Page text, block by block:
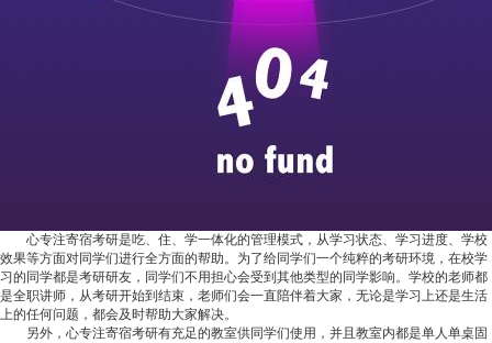
心专注寄宿考研是吃、住、学一体化的管理模式，从学习状态、学习进度、学校
效果等方面对同学们进行全方面的帮助。为了给同学们一个纯粹的考研环境，在校学
习的同学都是考研研友，同学们不用担心会受到其他类型的同学影响。学校的老师都
是全职讲师，从考研开始到结束，老师们会一直陪伴着大家，无论是学习上还是生活
上的任何问题，都会及时帮助大家解决。
另外，心专注寄宿考研有充足的教室供同学们使用，并且教室内都是单人单桌固